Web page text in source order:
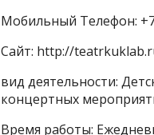
Мобильный Телефон:
Сайт: http://
вид деятельности:
концертных
Время работы: